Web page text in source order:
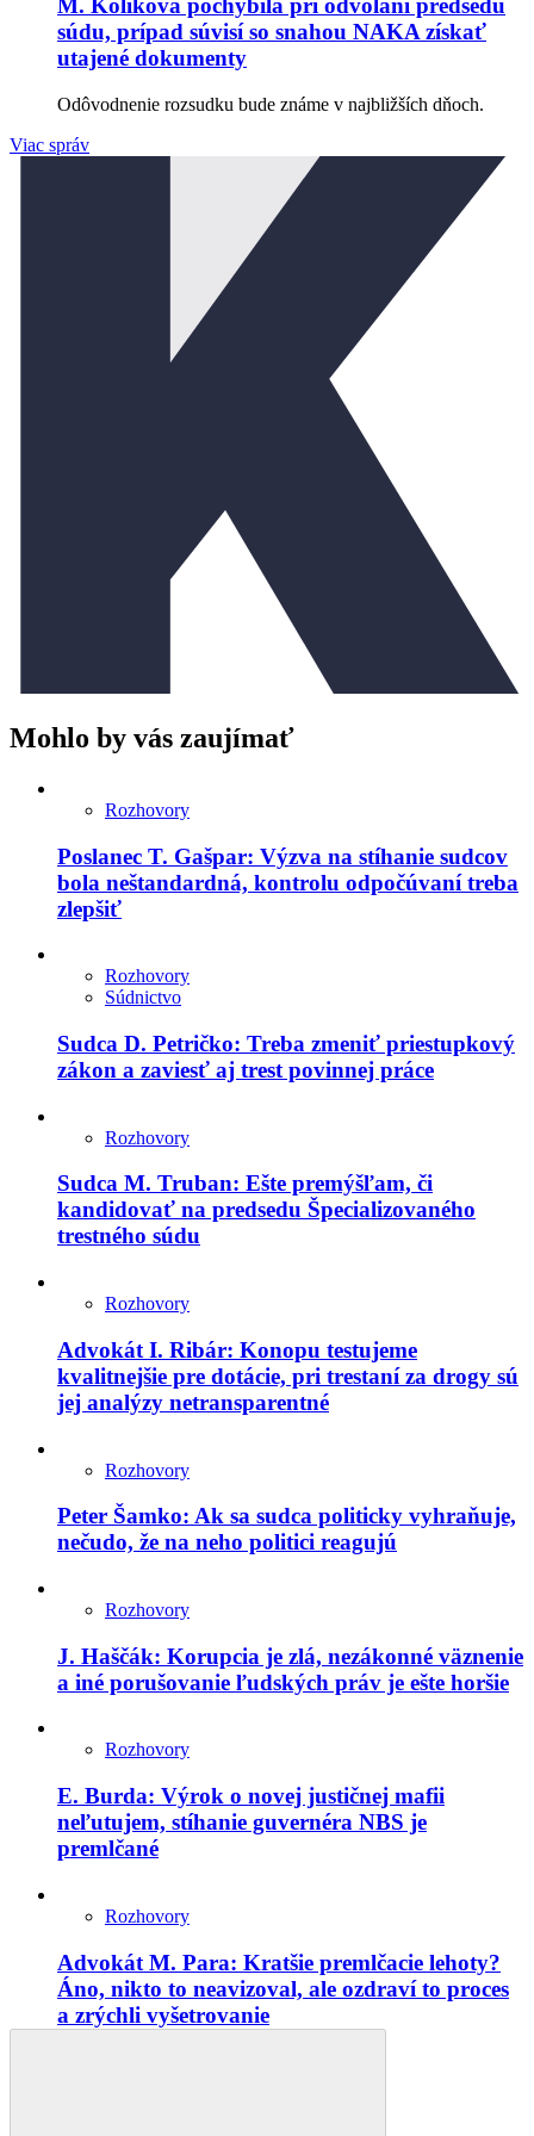
M. Koliková pochybila pri odvolaní predsedu
súdu, prípad súvisí so snahou NAKA získať
utajené dokumenty
Odôvodnenie rozsudku bude známe v najbližších dňoch.
Viac správ
Mohlo by vás zaujímať
Rozhovory
Poslanec T. Gašpar: Výzva na stíhanie sudcov
bola neštandardná, kontrolu odpočúvaní treba
zlepšiť
Rozhovory
Súdnictvo
Sudca D. Petričko: Treba zmeniť priestupkový
zákon a zaviesť aj trest povinnej práce
Rozhovory
Sudca M. Truban: Ešte premýšľam, či
kandidovať na predsedu Špecializovaného
trestného súdu
Rozhovory
Advokát I. Ribár: Konopu testujeme
kvalitnejšie pre dotácie, pri trestaní za drogy sú
jej analýzy netransparentné
Rozhovory
Peter Šamko: Ak sa sudca politicky vyhraňuje,
nečudo, že na neho politici reagujú
Rozhovory
J. Haščák: Korupcia je zlá, nezákonné väznenie
a iné porušovanie ľudských práv je ešte horšie
Rozhovory
E. Burda: Výrok o novej justičnej mafii
neľutujem, stíhanie guvernéra NBS je
premlčané
Rozhovory
Advokát M. Para: Kratšie premlčacie lehoty?
Áno, nikto to neavizoval, ale ozdraví to proces
a zrýchli vyšetrovanie